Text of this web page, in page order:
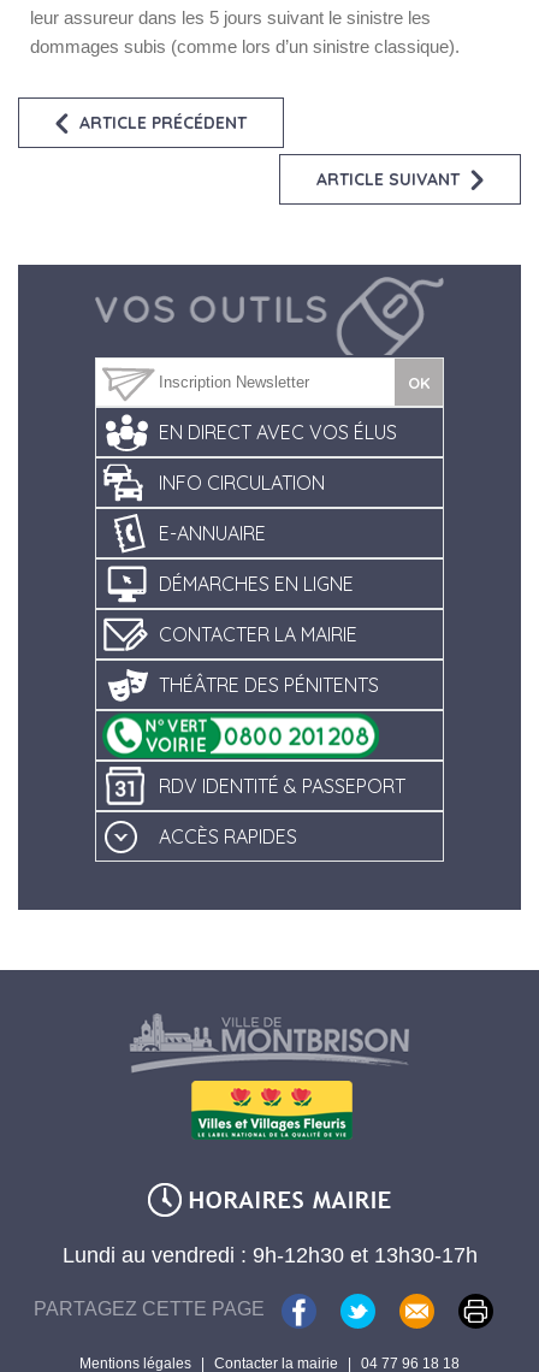
leur assureur dans les 5 jours suivant le sinistre les
dommages subis (comme lors d’un sinistre classique).
ARTICLE PRÉCÉDENT
ARTICLE SUIVANT
EN DIRECT AVEC VOS ÉLUS
INFO CIRCULATION
E-ANNUAIRE
DÉMARCHES EN LIGNE
CONTACTER LA MAIRIE
THÉÂTRE DES PÉNITENTS
RDV IDENTITÉ & PASSEPORT
ACCÈS RAPIDES
Lundi au vendredi : 9h-12h30 et 13h30-17h
PARTAGEZ CETTE PAGE
Mentions légales | Contacter la mairie | 04 77 96 18 18